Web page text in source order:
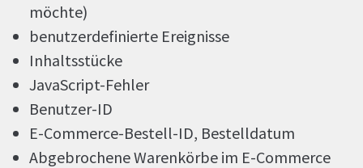
möchte)
benutzerdefinierte Ereignisse
Inhaltsstücke
JavaScript-Fehler
Benutzer-ID
E-Commerce-Bestell-ID, Bestelldatum
Abgebrochene Warenkörbe im E-Commerce